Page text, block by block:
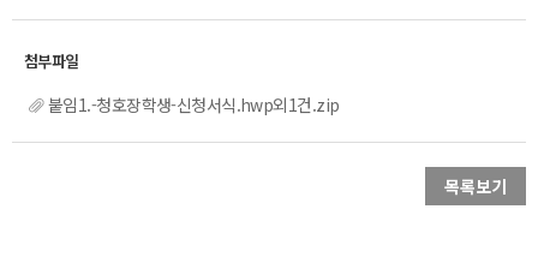
붙임1.-청호장학생-신청서식.hwp외1건.zip
목록보기